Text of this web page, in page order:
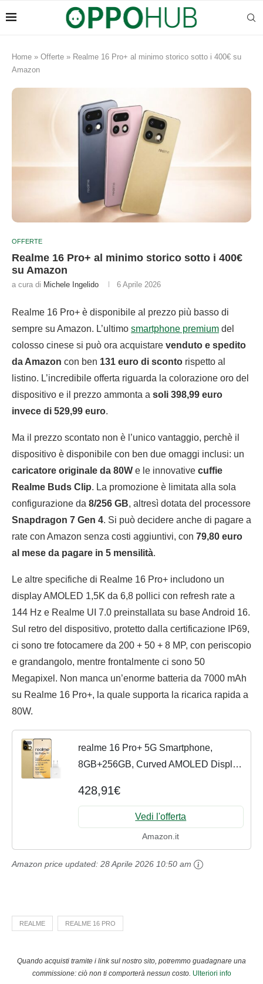
Home » Offerte » Realme 16 Pro+ al minimo storico sotto i 400€ su
Amazon
OFFERTE
Realme 16 Pro+ al minimo storico sotto i 400€
su Amazon
a cura di Michele Ingelido 6 Aprile 2026
Realme 16 Pro+ è disponibile al prezzo più basso di
sempre su Amazon. L’ultimo smartphone premium del
colosso cinese si può ora acquistare venduto e spedito
da Amazon con ben 131 euro di sconto rispetto al
listino. L’incredibile offerta riguarda la colorazione oro del
dispositivo e il prezzo ammonta a soli 398,99 euro
invece di 529,99 euro.
Ma il prezzo scontato non è l’unico vantaggio, perchè il
dispositivo è disponibile con ben due omaggi inclusi: un
caricatore originale da 80W e le innovative cuffie
Realme Buds Clip. La promozione è limitata alla sola
configurazione da 8/256 GB, altresì dotata del processore
Snapdragon 7 Gen 4. Si può decidere anche di pagare a
rate con Amazon senza costi aggiuntivi, con 79,80 euro
al mese da pagare in 5 mensilità.
Le altre specifiche di Realme 16 Pro+ includono un
display AMOLED 1,5K da 6,8 pollici con refresh rate a
144 Hz e Realme UI 7.0 preinstallata su base Android 16.
Sul retro del dispositivo, protetto dalla certificazione IP69,
ci sono tre fotocamere da 200 + 50 + 8 MP, con periscopio
e grandangolo, mentre frontalmente ci sono 50
Megapixel. Non manca un’enorme batteria da 7000 mAh
su Realme 16 Pro+, la quale supporta la ricarica rapida a
80W.
realme 16 Pro+ 5G Smartphone,
8GB+256GB, Curved AMOLED Display
200MP OIS, IP69K, Quick Charge 80W,
Dual SIM, Next AI,...
428,91€
Vedi l'offerta
Amazon.it
Amazon price updated: 28 Aprile 2026 10:50 am
REALME REALME 16 PRO
Quando acquisti tramite i link sul nostro sito, potremmo guadagnare una
commissione: ciò non ti comporterà nessun costo. Ulteriori info